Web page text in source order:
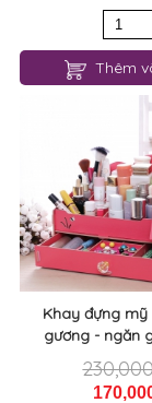
Thêm
Khay đựng
gương - ngăn